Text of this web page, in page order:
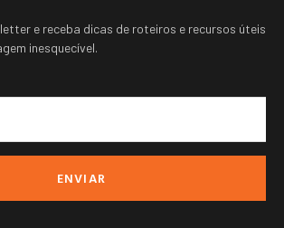
e receba dicas de roteiros e recursos úteis
inesquecível.
ENVIAR